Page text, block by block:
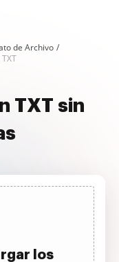
de Archivo
TXT sin
los